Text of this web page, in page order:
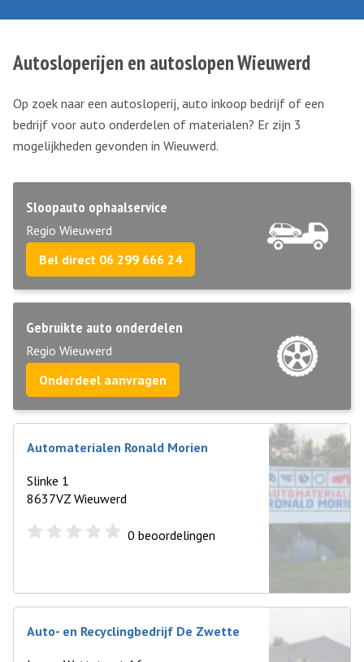
Autosloperijen en autoslopen Wieuwerd
Op zoek naar een autosloperij, auto inkoop bedrijf of een
bedrijf voor auto onderdelen of materialen? Er zijn 3
mogelijkheden gevonden in Wieuwerd.
Sloopauto ophaalservice
Regio Wieuwerd
Bel direct 06 299 666 24
Gebruikte auto onderdelen
Regio Wieuwerd
Onderdeel aanvragen
Automaterialen Ronald Morien
Slinke 1
8637VZ Wieuwerd
0 beoordelingen
Auto- en Recyclingbedrijf De Zwette